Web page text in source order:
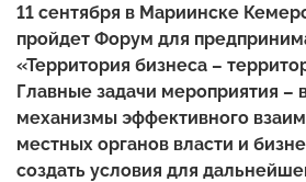
11 сентября в Мариинске
пройдет Форум для
«Территория бизнеса –
Главные задачи мероприятия –
механизмы эффективного
местных органов власти и
создать условия для